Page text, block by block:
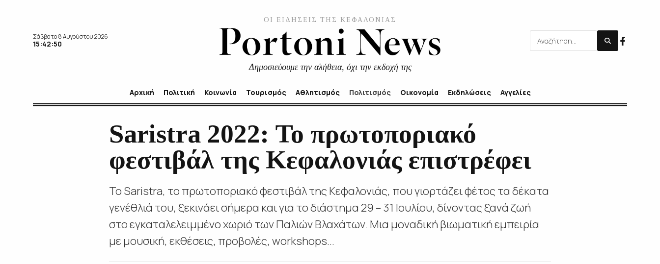
Σάββατο 8 Αυγούστου 2026
15:42:51
ΟΙ ΕΙΔΗΣΕΙΣ ΤΗΣ ΚΕΦΑΛΟΝΙΑΣ
Δημοσιεύουμε την αλήθεια, όχι την εκδοχή της
Αρχική Πολιτική Κοινωνία Τουρισμός Αθλητισμός Πολιτισμός Οικονομία Εκδηλώσεις Αγγελίες
Saristra 2022: Το πρωτοποριακό
φεστιβάλ της Κεφαλονιάς επιστρέφει
Το Saristra, το πρωτοποριακό φεστιβάλ της Κεφαλονιάς, που γιορτάζει φέτος τα δέκατα
γενέθλιά του, ξεκινάει σήμερα και για το διάστημα 29 – 31 Ιουλίου, δίνοντας ξανά ζωή
στο εγκαταλελειμμένο χωριό των Παλιών Βλαχάτων. Μια μοναδική βιωματική εμπειρία
με μουσική, εκθέσεις, προβολές, workshops...